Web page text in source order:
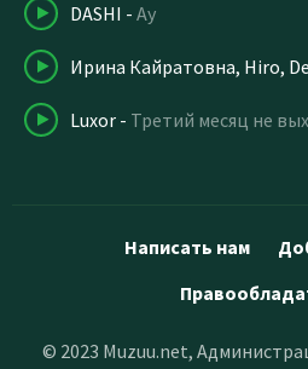
DASHI - Ау
Luxor - Третий месяц не
Написать нам
© 2023 Muzuu.net,